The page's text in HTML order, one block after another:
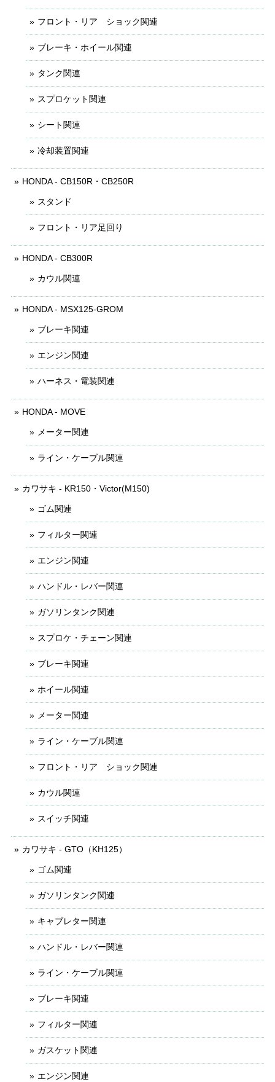
フロント・リア ショック関連
ブレーキ・ホイール関連
タンク関連
スプロケット関連
シート関連
冷却装置関連
HONDA - CB150R・CB250R
スタンド
フロント・リア足回り
HONDA - CB300R
カウル関連
HONDA - MSX125-GROM
ブレーキ関連
エンジン関連
ハーネス・電装関連
HONDA - MOVE
メーター関連
ライン・ケーブル関連
カワサキ - KR150・Victor(M150)
ゴム関連
フィルター関連
エンジン関連
ハンドル・レバー関連
ガソリンタンク関連
スプロケ・チェーン関連
ブレーキ関連
ホイール関連
メーター関連
ライン・ケーブル関連
フロント・リア ショック関連
カウル関連
スイッチ関連
カワサキ - GTO（KH125）
ゴム関連
ガソリンタンク関連
キャブレター関連
ハンドル・レバー関連
ライン・ケーブル関連
ブレーキ関連
フィルター関連
ガスケット関連
エンジン関連